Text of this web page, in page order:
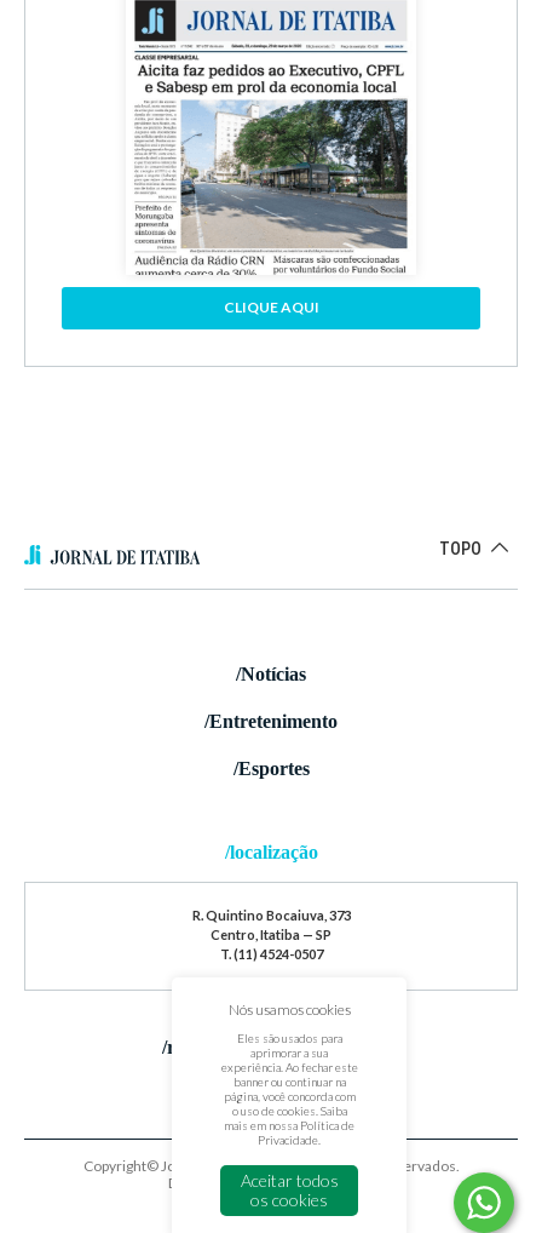
CLIQUE AQUI
TOPO
/Notícias
/Entretenimento
/Esportes
/localização
R. Quintino Bocaiuva, 373
Centro, Itatiba — SP
T. (11) 4524-0507
/redes sociais
Copyright© Jornal de Itatiba. Todos os direitos reservados.
Desenvolvido poroxigenium.co
Nós usamos cookies
Eles são usados para
aprimorar a sua
experiência. Ao fechar este
banner ou continuar na
página, você concorda com
o uso de cookies. Saiba
mais em nossa Política de
Privacidade
Aceitar todos
os cookies